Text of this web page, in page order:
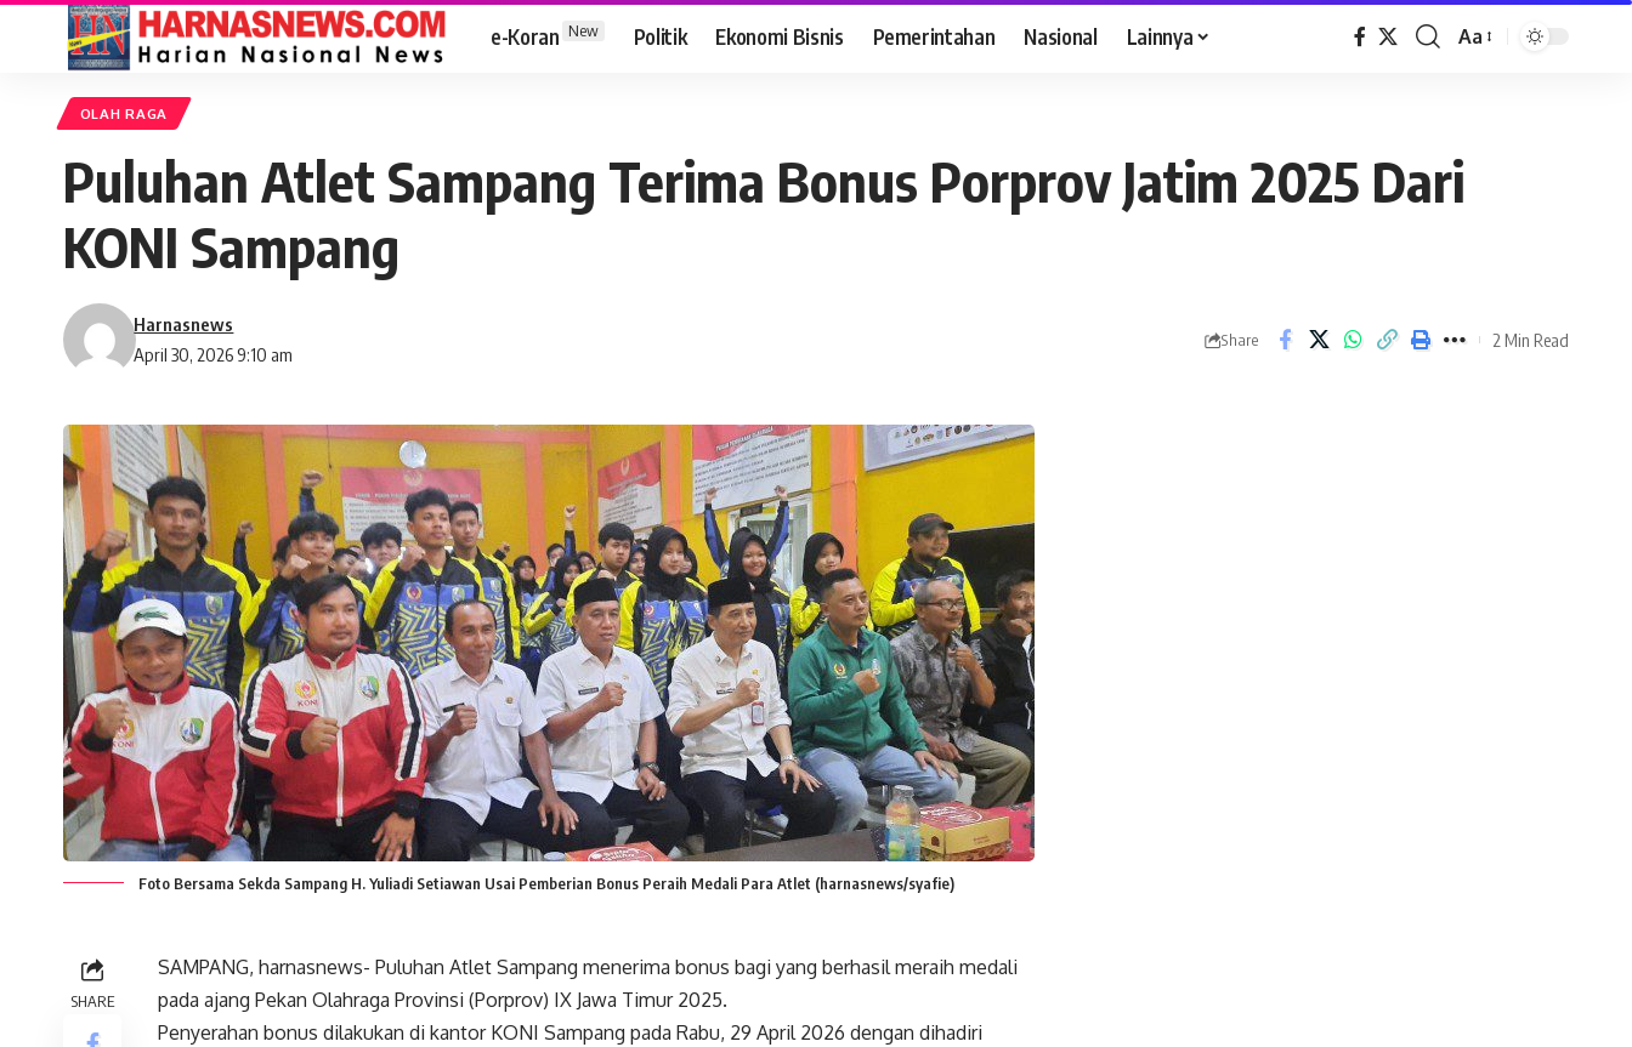
e-Koran New Politik Ekonomi Bisnis Pemerintahan Nasional Lainnya Aa
OLAH RAGA
Puluhan Atlet Sampang Terima Bonus Porprov Jatim 2025 Dari
KONI Sampang
April 30, 2026 9:10 am
Harnasnews
Share 2 Min Read
Foto Bersama Sekda Sampang H. Yuliadi Setiawan Usai Pemberian Bonus Peraih Medali Para Atlet (harnasnews/syafie)
SHARE
SAMPANG, harnasnews- Puluhan Atlet Sampang menerima bonus bagi yang berhasil meraih medali
pada ajang Pekan Olahraga Provinsi (Porprov) IX Jawa Timur 2025.
Penyerahan bonus dilakukan di kantor KONI Sampang pada Rabu, 29 April 2026 dengan dihadiri